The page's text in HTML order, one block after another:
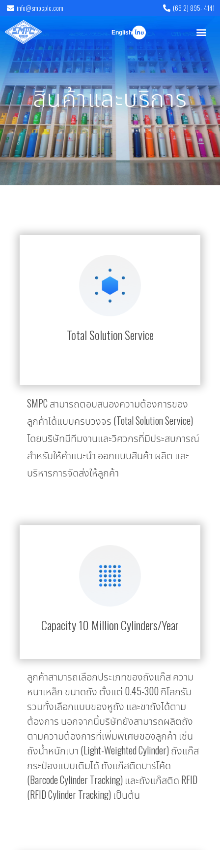
info@smpcplc.com (66 2) 895- 4141
English ไทย
สินค้าและบริการ
Total Solution Service
SMPC สามารถตอบสนองความต้องการของ
ลูกค้าได้แบบครบวงจร (Total Solution Service)
โดยบริษัทมีทีมงานและวิศวกรที่มีประสบการณ์
สำหรับให้คำแนะนำ ออกแบบสินค้า ผลิต และ
บริหารการจัดส่งให้ลูกค้า
Capacity 10 Million Cylinders/Year
ลูกค้าสามารถเลือกประเภทของถังแก๊ส ความ
หนาเหล็ก ขนาดถัง ตั้งแต่ 0.45-300 กิโลกรัม
รวมทั้งเลือกแบบของหูถัง และขาถังได้ตาม
ต้องการ นอกจากนี้บริษัทยังสามารถผลิตถัง
ตามความต้องการที่เพิ่มพิเศษของลูกค้า เช่น
ถังน้ำหนักเบา (Light-Weighted Cylinder) ถังแก๊ส
กระป๋องแบบเติมได้ ถังแก๊สติดบาร์โค้ด
(Barcode Cylinder Tracking) และถังแก๊สติด RFID
(RFID Cylinder Tracking) เป็นต้น